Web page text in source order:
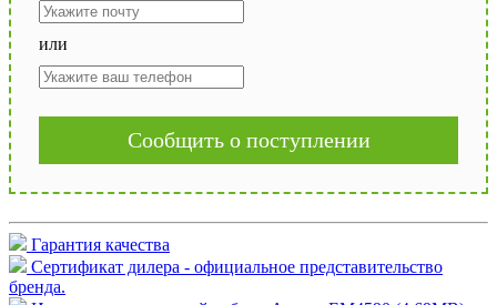
или
Сообщить о поступлении
Гарантия качества
Сертификат дилера - официальное представительство
бренда.